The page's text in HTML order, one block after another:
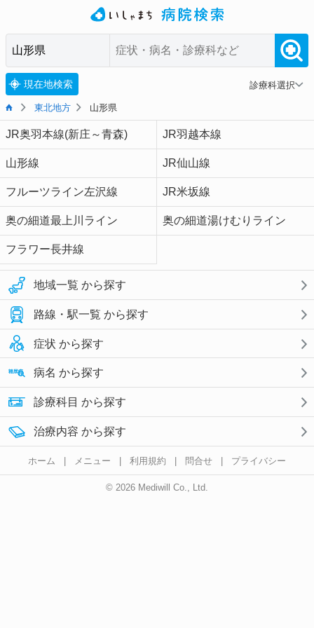
現在地検索 診療科選択
東北地方 山形県
JR奥羽本線(新庄～青森) JR羽越本線
山形線 JR仙山線
フルーツライン左沢線 JR米坂線
奥の細道最上川ライン 奥の細道湯けむりライン
フラワー長井線
地域一覧 から探す
路線・駅一覧 から探す
症状 から探す
病名 から探す
診療科目 から探す
治療内容 から探す
ホーム | メニュー | 利用規約 | 問合せ | プライバシー
© 2026 Mediwill Co., Ltd.